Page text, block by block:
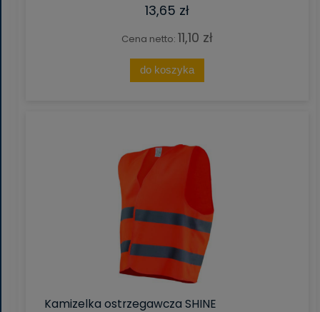
13,65 zł
Cena netto: 11,10 zł
do koszyka
Kamizelka ostrzegawcza SHINE